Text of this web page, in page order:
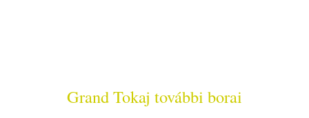
Grand Tokaj további borai